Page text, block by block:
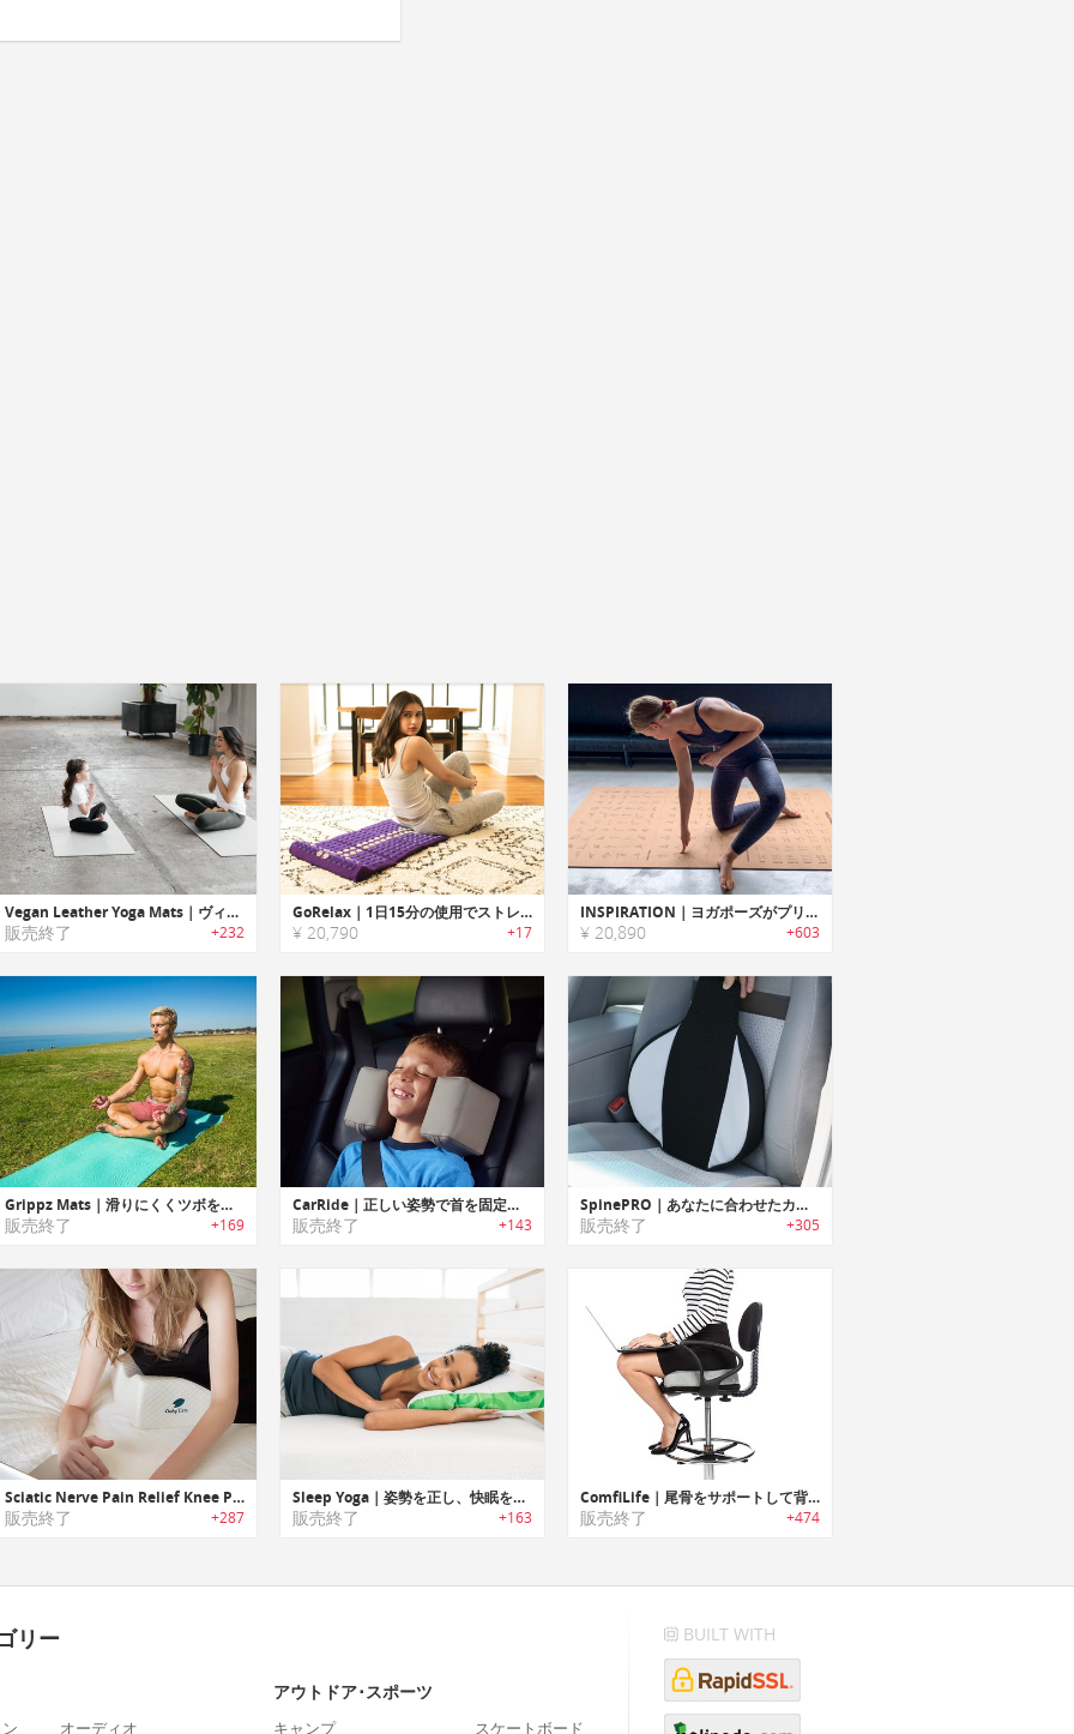
Vegan Leather Yoga Mats｜ヴィーガンレザーを使用したホンモノ・高級志向のヨガマット
販売終了 +232
GoRelax｜1日15分の使用でストレスや体の凝りを低減する指圧マット「ゴーリラックス」
¥ 20,790 +17
INSPIRATION｜ヨガポーズがプリントされた大きめサイズのコルク製ヨガマット「インスピレーション」
¥ 20,890 +603
Grippz Mats｜滑りにくくツボを刺激する指圧機能付きヨガマット「グリップマット」
販売終了 +169
CarRide｜正しい姿勢で首を固定する車内・キッズ用ネックサポートクッション
販売終了 +143
SpinePRO｜あなたに合わせたカスタマイズ可能な姿勢や痛みを改善するクッション「スパインプロ」
販売終了 +305
Sciatic Nerve Pain Relief Knee Pillow｜座骨神経痛/むずむず脚症候群を和らげる膝用フォームピロー
販売終了 +287
Sleep Yoga｜姿勢を正し、快眠を促すヨガ抱き枕「スリープヨガ」
販売終了 +163
ComfiLife｜尾骨をサポートして背中の痛みを和らげるメモリフォームクッション
販売終了 +474
リー
オーディオ
アウトドア･スポーツ
キャンプ スケートボード
BUILT WITH